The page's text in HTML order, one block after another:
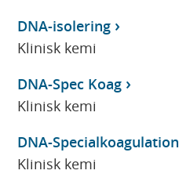
DNA-isolering
Klinisk kemi
DNA-Spec Koag
Klinisk kemi
DNA-Specialkoagulation
Klinisk kemi